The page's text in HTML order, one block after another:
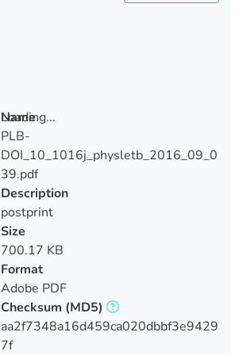
Loading...
Loading...
Name
PLB-
DOI_10_1016j_physletb_2016_09_0
39.pdf
Description
postprint
Size
700.17 KB
Format
Adobe PDF
Checksum (MD5)
aa2f7348a16d459ca020dbbf3e9429
7f